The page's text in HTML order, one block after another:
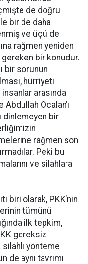
de doğru
bir de daha
ve üçü de
rağmen yeniden
bir konudur.
bir sorunun
hürriyeti
arasında
Öcalan’ı
dinlemeyen bir
rağmen son
Peki bu
ve silahlara
biri olarak, PKK’nin
tümünü
ilk tepkim,
gereksiz
yönteme
de aynı tavrımı